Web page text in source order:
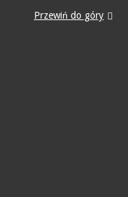
Przewiń do góry